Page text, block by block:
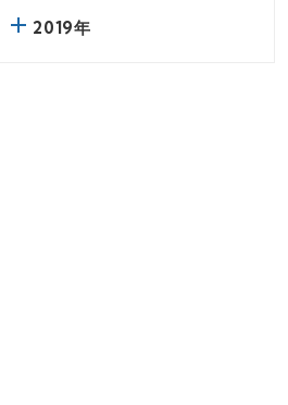
2019年